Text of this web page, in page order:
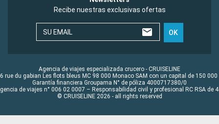
Recibe nuestras exclusivas ofertas
SU EMAIL OK
Agencia de viajes especializada crucero - CRUISELINE
rue du gabian Les flots bleus MC 98 000 Monaco SAM con un capital de 150 000
Garantía financiera Groupama N° de póliza 4000717380/0
de viajes n° 006 02 0007 – Responsabilidad civil y profesional RC RSA de
© CRUISELINE 2026 - all rights reserved